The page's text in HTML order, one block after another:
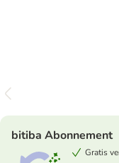
bitiba Abonnement
Gratis